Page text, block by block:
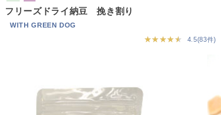
フリーズドライ納豆 挽き割り
WITH GREEN DOG
★★★★★ 4.5(83件)